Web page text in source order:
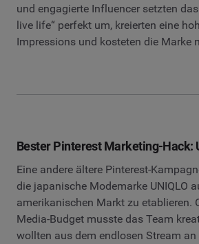
und engagierte Influencer setzten
live life“ perfekt um, kreierten eine
Impressions und kosteten die Marke
Bester Pinterest Marketing-Hack:
Eine andere ältere Pinterest-
die japanische Modemarke UNIQLO
amerikanischen Markt zu etablieren.
Media-Budget musste das Team
wollten aus dem endlosen Stream an